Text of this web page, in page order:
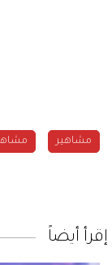
مشاهير
إقرأ أيضاً